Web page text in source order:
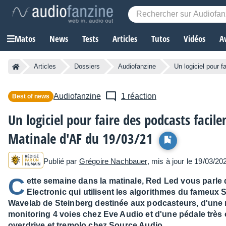
Matos News Tests Articles Tutos Vidéos
Articles Dossiers Audiofanzine Un logiciel pour
Best of news Audiofanzine 1 réaction
Un logiciel pour faire des podcasts
Matinale d'AF du 19/03/21
Publié par Grégoire Nachbauer, mis à jour le 19/03/
C ette semaine dans la matinale, Red Led vous
Electronic qui utilisent les algorithmes du fameux
Wavelab de Steinberg destinée aux podcasteurs,
monitoring 4 voies chez Eve Audio et d'une pédale